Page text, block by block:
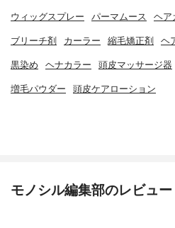
ウィッグスプレー パーマムース ヘア
ブリーチ剤 カーラー 縮毛矯正剤 ヘ
黒染め ヘナカラー 頭皮マッサージ器
増毛パウダー 頭皮ケアローション
モノシル編集部のレビュー